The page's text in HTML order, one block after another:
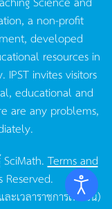
a non-profit
developed
resources in
invites visitors
educational and
are any problems,
SciMath.Terms and
Reserved.
ะเวลาราชการเท่านั้น)